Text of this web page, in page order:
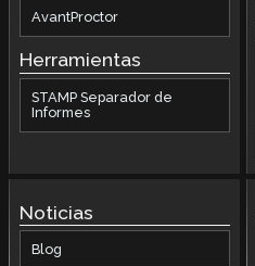
AvantProctor
Herramientas
STAMP Separador de
Informes
Noticias
Blog